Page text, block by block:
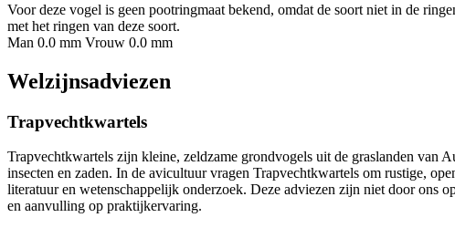
Voor deze vogel is geen pootringmaat bekend, omdat de soort niet in de
met het ringen van deze soort.
Man 0.0 mm Vrouw 0.0 mm
Welzijnsadviezen
Trapvechtkwartels
Trapvechtkwartels zijn kleine, zeldzame grondvogels uit de graslanden van
insecten en zaden. In de avicultuur vragen Trapvechtkwartels om rustige,
literatuur en wetenschappelijk onderzoek. Deze adviezen zijn niet door ons
en aanvulling op praktijkervaring.